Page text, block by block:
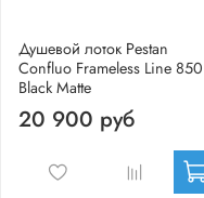
Душевой лоток Pestan
Confluo Frameless Line 850
Black Matte
20 900 руб